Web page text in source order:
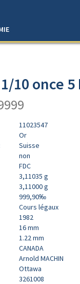
10 once
11023547
Or
Suisse
non
FDC
3,11035 g
3,11000 g
999,90‰
Cours légaux
1982
16 mm
1.22 mm
CANADA
Arnold MACHIN
Ottawa
3261008